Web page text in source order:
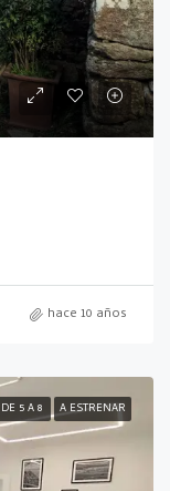
hace 10 años
DE 5 A 8 A ESTRENAR